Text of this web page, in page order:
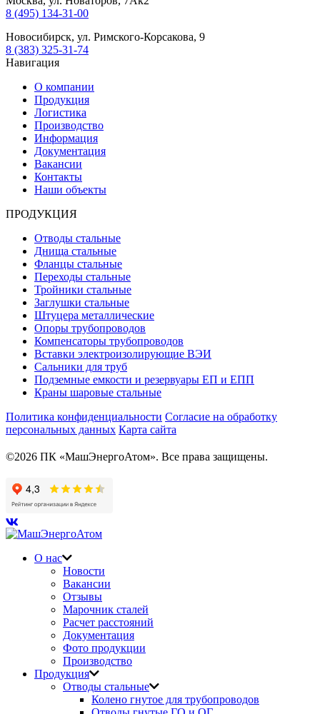
8 (495) 134-31-00
Новосибирск, ул. Римского-Корсакова, 9
8 (383) 325-31-74
Навигация
О компании
Продукция
Логистика
Производство
Информация
Документация
Вакансии
Контакты
Наши объекты
ПРОДУКЦИЯ
Отводы стальные
Днища стальные
Фланцы стальные
Переходы стальные
Тройники стальные
Заглушки стальные
Штуцера металлические
Опоры трубопроводов
Компенсаторы трубопроводов
Вставки электроизолирующие ВЭИ
Сальники для труб
Подземные емкости и резервуары ЕП и ЕПП
Краны шаровые стальные
Политика конфиденциальности Согласие на обработку
персональных данных Карта сайта
©2026 ПК «МашЭнергоАтом». Все права защищены.
О нас
Новости
Вакансии
Отзывы
Марочник сталей
Расчет расстояний
Документация
Фото продукции
Производство
Продукция
Отводы стальные
Колено гнутое для трубопроводов